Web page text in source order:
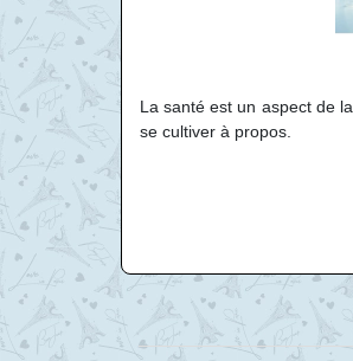
La santé est un aspect de
se cultiver à propos.